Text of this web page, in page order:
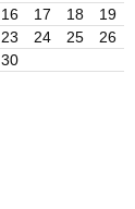
16 17 18
19
23 24 25
26
30